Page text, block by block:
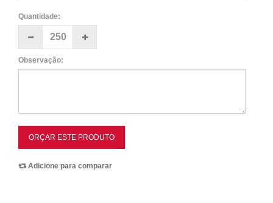
Quantidade:
Observação:
ORÇAR ESTE PRODUTO
Adicione para comparar